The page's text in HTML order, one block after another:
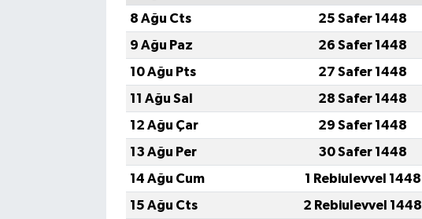
8 Ağu Cts
25 Safer 1448
9 Ağu Paz
26 Safer 1448
10 Ağu Pts
27 Safer 1448
11 Ağu Sal
28 Safer 1448
12 Ağu Çar
29 Safer 1448
13 Ağu Per
30 Safer 1448
14 Ağu Cum
1 Rebiulevvel 1448
15 Ağu Cts
2 Rebiulevvel 1448